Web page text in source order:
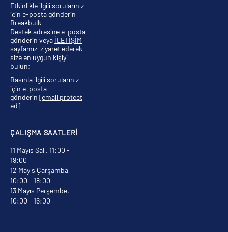
ÇALIŞMA SAATLERİ
11 Mayıs Salı, 11:00 -
19:00
12 Mayıs Çarşamba,
10:00 - 18:00
13 Mayıs Perşembe,
10:00 - 16:00
Etkinlikle ilgili sorularınız
için e-posta gönderin
Breakbulk
Destek adresine e-posta
gönderin veya İLETİŞİM
sayfamızı ziyaret ederek
size en uygun kişiyi
bulun;
Basınla ilgili sorularınız
için e-posta
gönderin [email protect
ed]